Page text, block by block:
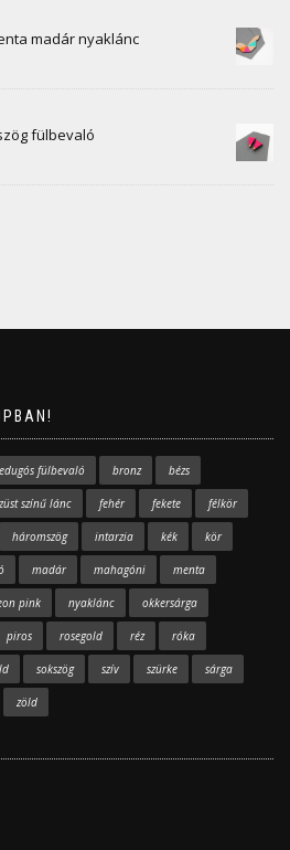
madár nyaklánc
fülbevaló
fülbevaló bronz bézs
színű lánc fehér fekete félkör
háromszög intarzia kék kör
madár mahagóni menta
pink nyaklánc okkersárga
piros rosegold réz róka
sokszög szív szürke sárga
zöld